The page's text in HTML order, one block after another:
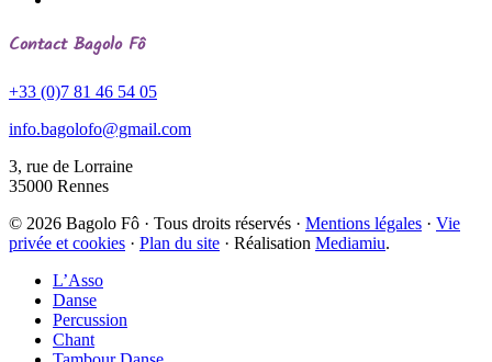
Contact Bagolo Fô
+33 (0)7 81 46 54 05
info.bagolofo@gmail.com
3, rue de Lorraine
35000 Rennes
© 2026 Bagolo Fô · Tous droits réservés · Mentions légales · Vie
privée et cookies · Plan du site · Réalisation Mediamiu.
L’Asso
Danse
Percussion
Chant